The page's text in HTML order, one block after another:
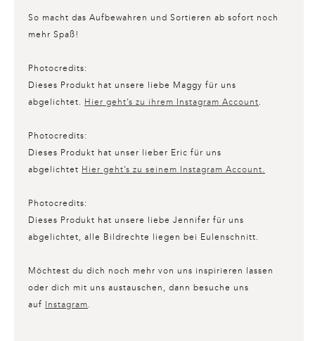
So macht das Aufbewahren und Sortieren ab sofort noch
mehr Spaß!
Photocredits:
Dieses Produkt hat unsere liebe Maggy für uns
abgelichtet. Hier geht’s zu ihrem Instagram Account
Photocredits:
Dieses Produkt hat unser lieber Eric für uns
abgelichtet Hier geht’s zu seinem Instagram Account.
Photocredits:
Dieses Produkt hat unsere liebe Jennifer für uns
abgelichtet, alle Bildrechte liegen bei Eulenschnitt.
Möchtest du dich noch mehr von uns inspirieren lassen
oder dich mit uns austauschen, dann besuche uns
auf Instagram